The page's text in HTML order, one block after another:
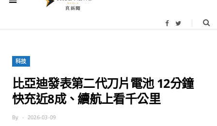
F
a
T
w
科技
比亞迪發表第二代刀片電池 12分鐘
快充近8成、續航上看千公里
By 2026-03-09